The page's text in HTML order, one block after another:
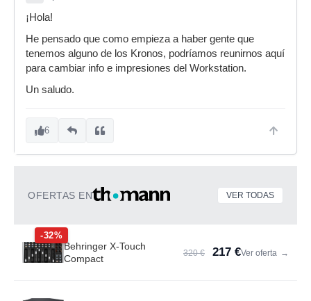
¡Hola!
He pensado que como empieza a haber gente que
tenemos alguno de los Kronos, podríamos reunirnos aquí
para cambiar info e impresiones del Workstation.
Un saludo.
6
OFERTAS EN VER TODAS
-32%
Behringer X-Touch
Compact
320 € 217 €Ver oferta →